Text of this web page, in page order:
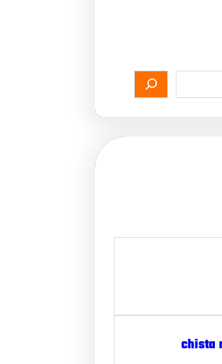
chista